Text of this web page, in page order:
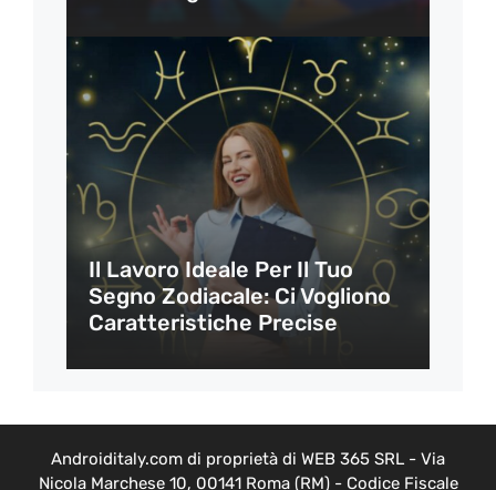
Il Lavoro Ideale Per Il Tuo
Segno Zodiacale: Ci Vogliono
Caratteristiche Precise
Androiditaly.com di proprietà di WEB 365 SRL - Via
Nicola Marchese 10, 00141 Roma (RM) - Codice Fiscale